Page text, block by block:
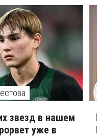
звезд в нашем
уже в